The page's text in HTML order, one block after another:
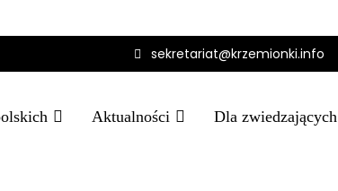
sekretariat@krzemionki.info
Aktualności Dla zwiedzających